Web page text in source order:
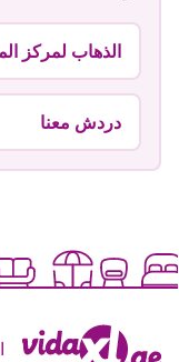
الذهاب لمركز
دردش معنا